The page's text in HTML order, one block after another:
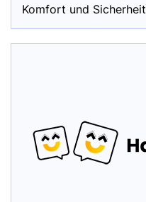
Komfort und Sicherheit